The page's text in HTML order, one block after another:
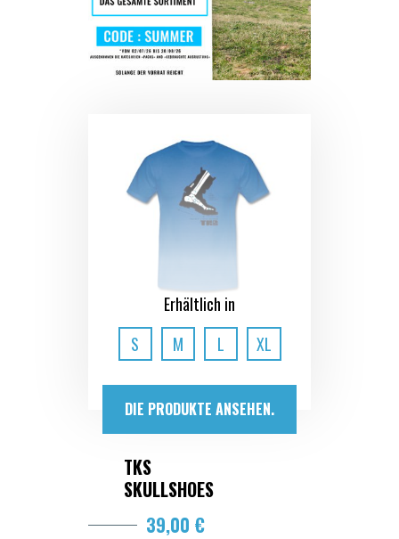
Erhältlich in
S
M L XL
DIE PRODUKTE ANSEHEN.
TKS
SKULLSHOES
39,00 €